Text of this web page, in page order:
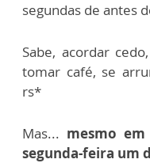
segundas de antes
Sabe, acordar
tomar café, se
rs*
Mas... mesmo
segunda-feira um